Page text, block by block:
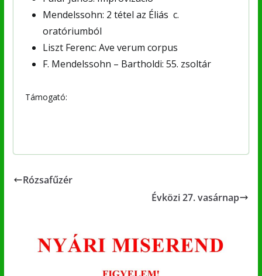
Mendelssohn: 2 tétel az Éliás c.
oratóriumból
Liszt Ferenc: Ave verum corpus
F. Mendelssohn – Bartholdi: 55. zsoltár
Támogató:
Rózsafűzér
Évközi 27. vasárnap